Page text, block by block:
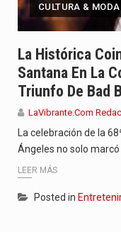
CULTURA & MODA
La Histórica
Santana En La
Triunfo De Bad
LaVibrante.Com
La celebración de la
Ángeles no solo marcó
LEER MÁS
Posted in